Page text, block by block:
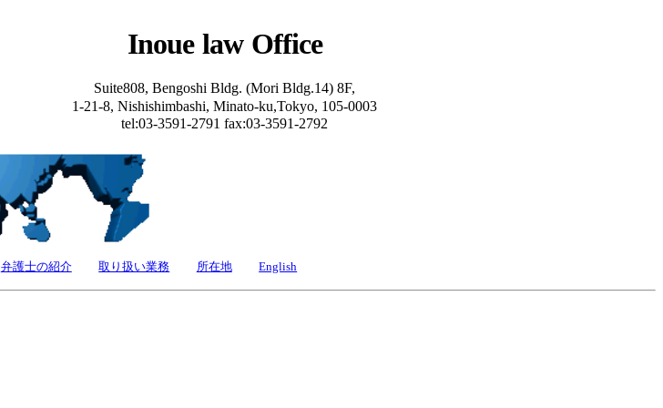
Inoue law Office
Suite808, Bengoshi Bldg. (Mori Bldg.14) 8F,
1-21-8, Nishishimbashi, Minato-ku,Tokyo, 105-0003
tel:03-3591-2791 fax:03-3591-2792
弁護士の紹介 取り扱い業務 所在地 English